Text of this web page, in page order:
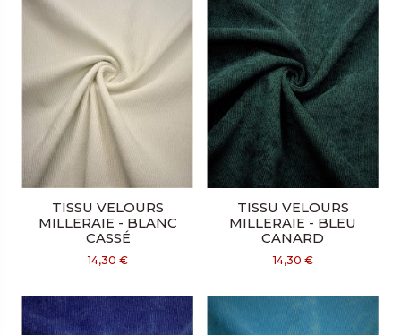
TISSU VELOURS
MILLERAIE - BLANC
CASSÉ
14,30 €
TISSU VELOURS
MILLERAIE - BLEU
CANARD
14,30 €